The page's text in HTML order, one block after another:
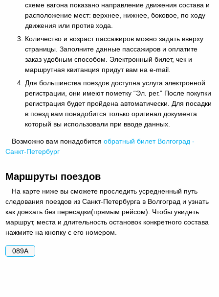
схеме вагона показано направление движения состава и
расположение мест: верхнее, нижнее, боковое, по ходу
движения или против хода.
Количество и возраст пассажиров можно задать вверху
страницы. Заполните данные пассажиров и оплатите
заказ удобным способом. Электронный билет, чек и
маршрутная квитанция придут вам на e-mail.
Для большинства поездов доступна услуга электронной
регистрации, они имеют пометку “Эл. рег.” После покупки
регистрация будет пройдена автоматически. Для посадки
в поезд вам понадобится только оригинал документа
который вы использовали при вводе данных.
Возможно вам понадобитсяобратный билет Волгоград -
Санкт-Петербург
Маршруты поездов
На карте ниже вы сможете проследить усредненный путь
следования поездов из Санкт-Петербурга в Волгоград и узнать
как доехать без пересадки(прямым рейсом). Чтобы увидеть
маршрут, места и длительность остановок конкретного состава
нажмите на кнопку с его номером.
089А